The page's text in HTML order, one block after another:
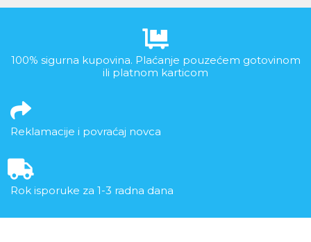
100% sigurna kupovina. Plaćanje pouzećem gotovinom
ili platnom karticom
Reklamacije i povraćaj novca
Rok isporuke za 1-3 radna dana